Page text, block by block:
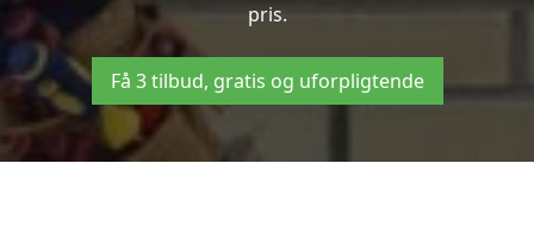
pris.
Få 3 tilbud, gratis og uforpligtende